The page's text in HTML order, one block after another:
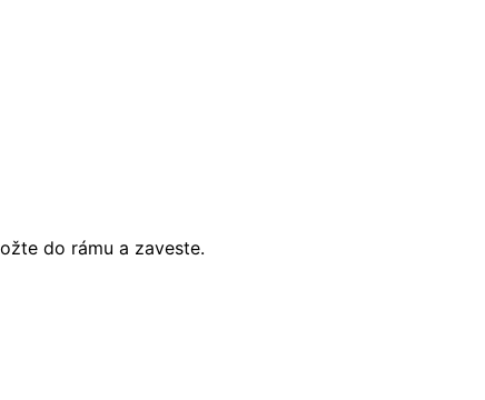
do rámu a zaveste.